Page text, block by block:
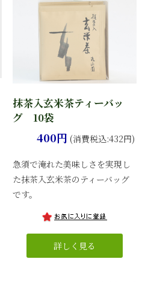
抹茶入玄米茶ティーバッ
グ 10袋
400円 (消費税込:432円)
急須で淹れた美味しさを実現し
た抹茶入玄米茶のティーバッグ
です。